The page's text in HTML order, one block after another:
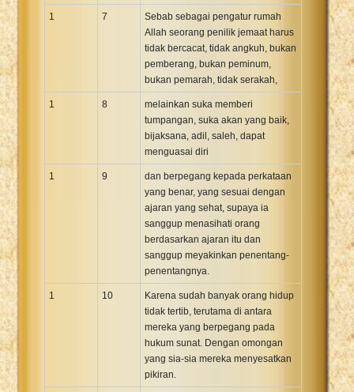
1 7
Sebab sebagai pengatur rumah
Allah seorang penilik jemaat harus
tidak bercacat, tidak angkuh, bukan
pemberang, bukan peminum,
bukan pemarah, tidak serakah,
1 8
melainkan suka memberi
tumpangan, suka akan yang baik,
bijaksana, adil, saleh, dapat
menguasai diri
1 9
dan berpegang kepada perkataan
yang benar, yang sesuai dengan
ajaran yang sehat, supaya ia
sanggup menasihati orang
berdasarkan ajaran itu dan
sanggup meyakinkan penentang-
penentangnya.
1 10
Karena sudah banyak orang hidup
tidak tertib, terutama di antara
mereka yang berpegang pada
hukum sunat. Dengan omongan
yang sia-sia mereka menyesatkan
pikiran.